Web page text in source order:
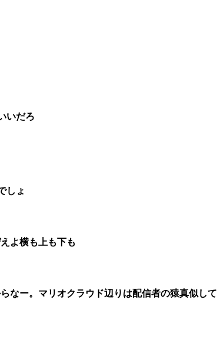
いだろ
しょ
よ横も上も下も
なー。マリオクラウド辺りは配信者の猿真似して